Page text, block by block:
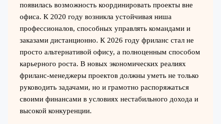
появилась возможность координировать проекты вне
офиса. К 2020 году возникла устойчивая ниша
профессионалов, способных управлять командами и
заказами дистанционно. К 2026 году фриланс стал не
просто альтернативой офису, а полноценным способом
карьерного роста. В новых экономических реалиях
фриланс-менеджеры проектов должны уметь не только
руководить задачами, но и грамотно распоряжаться
своими финансами в условиях нестабильного дохода и
высокой конкуренции.